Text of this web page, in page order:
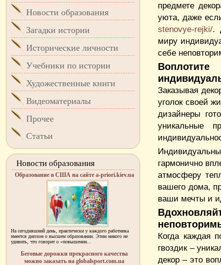
предмете
уюта, даже
stenovye-rejki/.
миру
себе
Заказывая
уголок своей
дизайнеры
уникальные
гармонично
атмосферу
вашего дома,
ваши мечты и
Когда каждая
гвоздик –
декор – это
Новости образования
Загадки истории
Исторические личности
Учебники по истории
Художественные книги
Видеоматериалы
Прочее
Статьи
Новости образования
Образование в США на сайте a-priori.kiev.ua
На сегодняшний день, практически у каждого работника
имеется диплом о высшем образовании. Этим никого не
удивить, что говорит о «повышении...
Беговые дорожки прекрасного качества
можно заказать на globalsport.com.ua